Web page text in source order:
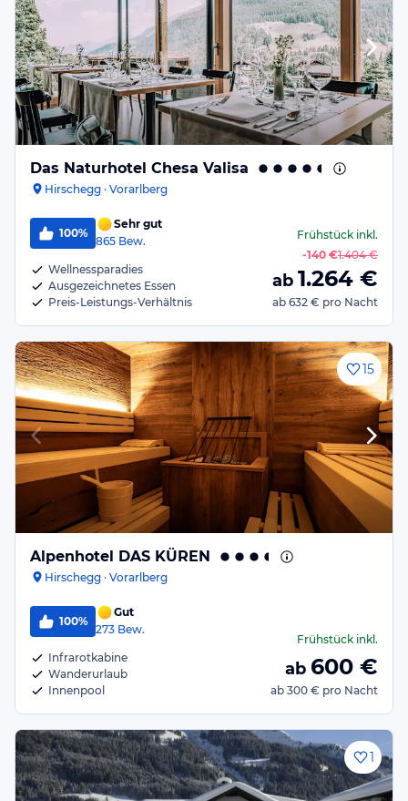
Das Naturhotel Chesa Valisa
Hirschegg · Vorarlberg
100%
Sehr gut
865 Bew.
Wellnessparadies
Ausgezeichnetes Essen
Preis-Leistungs-Verhältnis
Frühstückinkl.
-140 €1.404 €
ab 1.264 €
ab 632 € pro Nacht
15
Alpenhotel DAS KÜREN
Hirschegg · Vorarlberg
100%
Gut
273 Bew.
Infrarotkabine
Wanderurlaub
Innenpool
Frühstückinkl.
ab 600 €
ab 300 € pro Nacht
1